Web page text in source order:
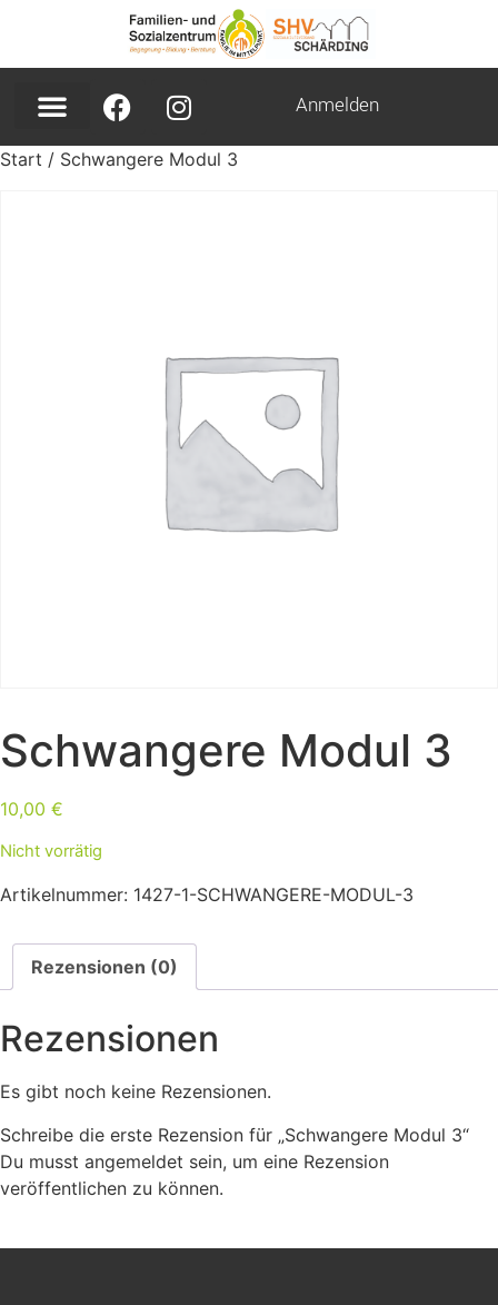
Anmelden
Start / Schwangere Modul 3
Schwangere Modul 3
10,00 €
Nicht vorrätig
Artikelnummer: 1427-1-SCHWANGERE-MODUL-3
Rezensionen (0)
Rezensionen
Es gibt noch keine Rezensionen.
Schreibe die erste Rezension für „Schwangere Modul 3“
Du musst angemeldet sein, um eine Rezension
veröffentlichen zu können.